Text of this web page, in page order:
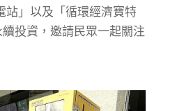
站」以及「循環經濟寶特
投資，邀請民眾一起關注